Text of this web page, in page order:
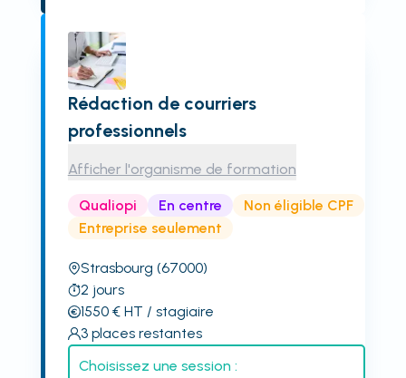
Rédaction de courriers
professionnels
Afficher l'organisme de formation
Qualiopi En centre
Non éligible CPF
Entreprise seulement
Strasbourg (67000)
2 jours
1550€ HT / stagiaire
3 places restantes
Choisissez une session :